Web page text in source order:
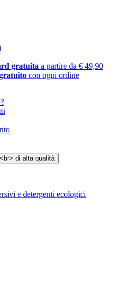
gratuita a partire da € 49,90
con ogni ordine
e detergenti ecologici